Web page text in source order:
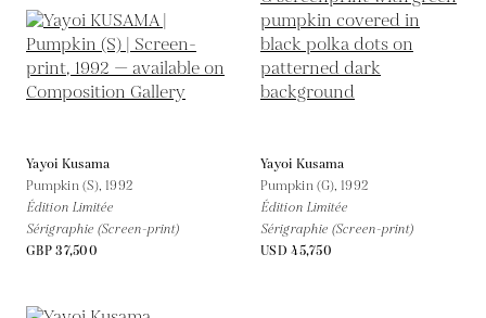
Yayoi Kusama
Pumpkin (S),1992
Édition Limitée
Sérigraphie (Screen-print)
GBP 37,500
Yayoi Kusama
Pumpkin (G),1992
Édition Limitée
Sérigraphie (Screen-print)
USD 45,750